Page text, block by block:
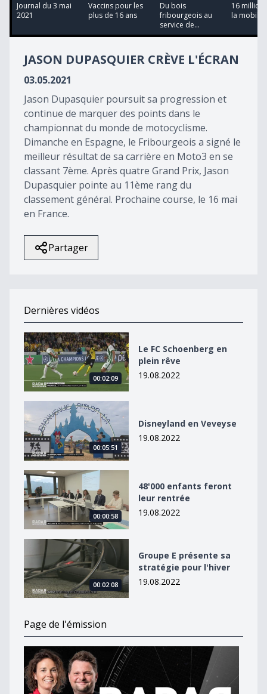
13
minutes,
seconds
Journal du 3 mai
2021
Vaccins pour les
plus de 16 ans
Du bois
fribourgeois au
service de...
16
la
JASON DUPASQUIER CRÈVE L'ÉCRAN
03.05.2021
Jason Dupasquier poursuit sa progression et
continue de marquer des points dans le
championnat du monde de motocyclisme.
Dimanche en Espagne, le Fribourgeois a signé le
meilleur résultat de sa carrière en Moto3 en se
classant 7ème. Après quatre Grand Prix, Jason
Dupasquier pointe au 11ème rang du
classement général. Prochaine course, le 16 mai
en France.
Partager
Dernières vidéos
Le FC Schoenberg en plein rêve
00:02:09
Le FC Schoenberg en
plein rêve
19.08.2022
Disneyland en Veveyse
00:05:51
Disneyland en Veveyse
19.08.2022
48&#039;000 enfants feront leur rentrée
00:00:58
48'000 enfants feront
leur rentrée
19.08.2022
Groupe E présente sa stratégie pour l&#039;hiver
00:02:08
Groupe E présente sa
stratégie pour l'hiver
19.08.2022
Page de l'émission